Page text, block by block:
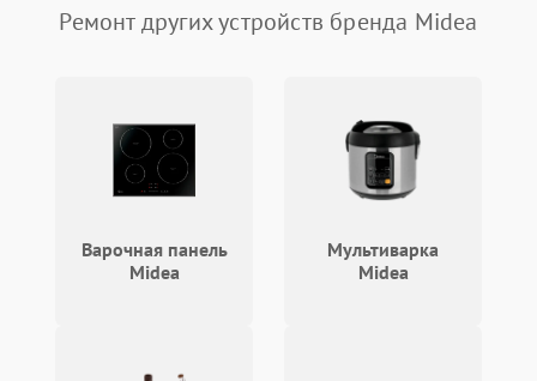
Замена платы управления 2200 ₽ Подробнее →
Ремонт других устройств бренда Midea
Варочная панель
Midea
Мультиварка
Midea